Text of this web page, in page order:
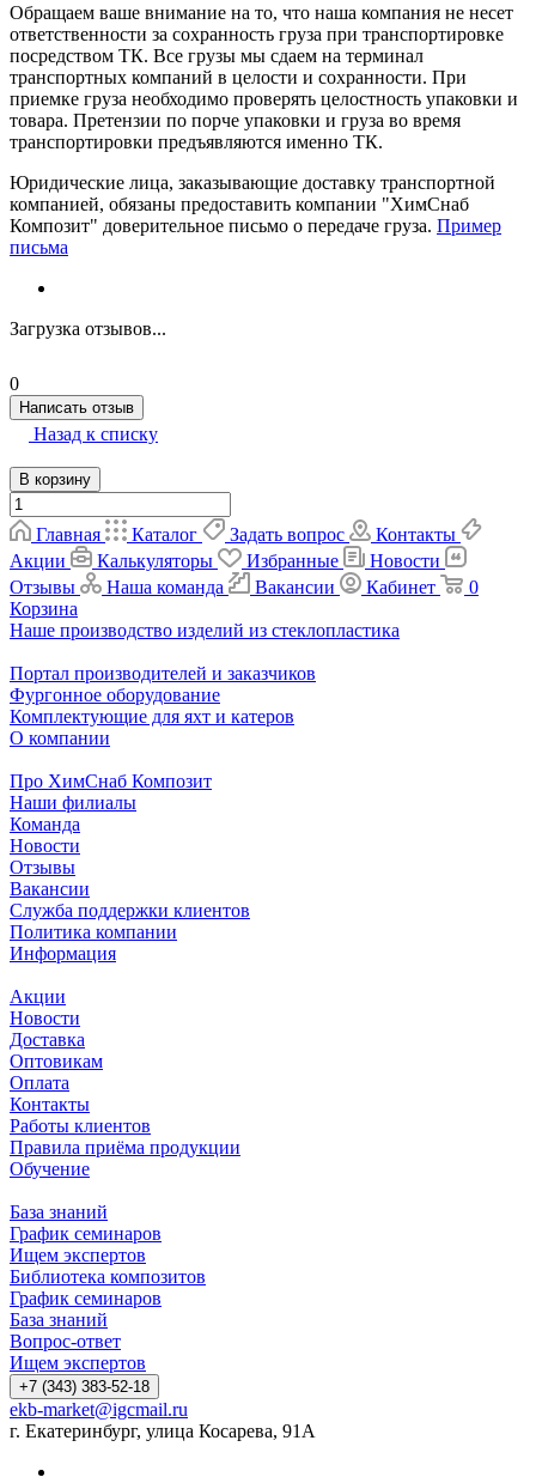
Обращаем ваше внимание на то, что наша компания не несет
ответственности за сохранность груза при транспортировке
посредством ТК. Все грузы мы сдаем на терминал
транспортных компаний в целости и сохранности. При
приемке груза необходимо проверять целостность упаковки и
товара. Претензии по порче упаковки и груза во время
транспортировки предъявляются именно ТК.
Юридические лица, заказывающие доставку транспортной
компанией, обязаны предоставить компании "ХимСнаб
Композит" доверительное письмо о передаче груза. Пример
письма
Загрузка отзывов...
0
Написать отзыв
Назад к списку
В корзину
Главная Каталог Задать вопрос
Контакты
Акции
Калькуляторы Избранные
Новости
Отзывы
Наша команда Вакансии Кабинет
0
Корзина
Наше производство изделий из стеклопластика
Портал производителей и заказчиков
Фургонное оборудование
Комплектующие для яхт и катеров
О компании
Про ХимСнаб Композит
Наши филиалы
Команда
Новости
Отзывы
Вакансии
Служба поддержки клиентов
Политика компании
Информация
Акции
Новости
Доставка
Оптовикам
Оплата
Контакты
Работы клиентов
Правила приёма продукции
Обучение
База знаний
График семинаров
Ищем экспертов
Библиотека композитов
График семинаров
База знаний
Вопрос-ответ
Ищем экспертов
+7 (343) 383-52-18
ekb-market@igcmail.ru
г. Екатеринбург, улица Косарева, 91А